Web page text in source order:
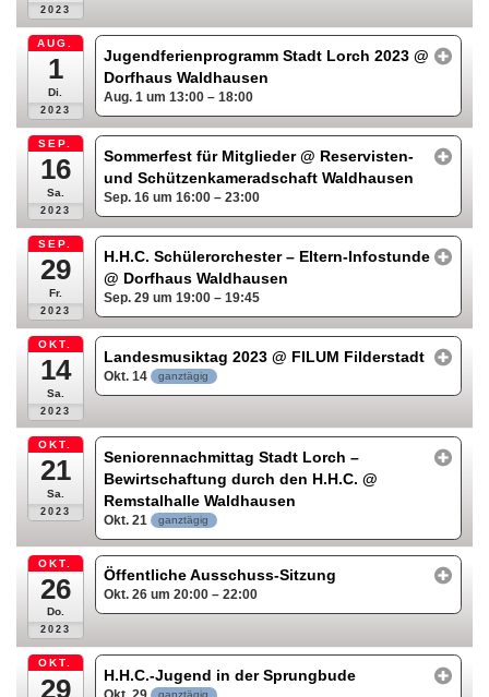
2023
AUG.
1
Di.
2023
Jugendferienprogramm Stadt Lorch 2023@
Dorfhaus Waldhausen
Aug. 1 um 13:00 – 18:00
SEP.
16
Sa.
2023
Sommerfest für Mitglieder@ Reservisten-
und Schützenkameradschaft Waldhausen
Sep. 16 um 16:00 – 23:00
SEP.
29
Fr.
2023
H.H.C. Schülerorchester – Eltern-Infostunde
@ Dorfhaus Waldhausen
Sep. 29 um 19:00 – 19:45
OKT.
14
Sa.
2023
Landesmusiktag 2023@ FILUM Filderstadt
Okt. 14 ganztägig
OKT.
21
Sa.
2023
Seniorennachmittag Stadt Lorch –
Bewirtschaftung durch den H.H.C.@
Remstalhalle Waldhausen
Okt. 21 ganztägig
OKT.
26
Do.
2023
Öffentliche Ausschuss-Sitzung
Okt. 26 um 20:00 – 22:00
OKT.
29 H.H.C.-Jugend in der Sprungbude
ganztägig